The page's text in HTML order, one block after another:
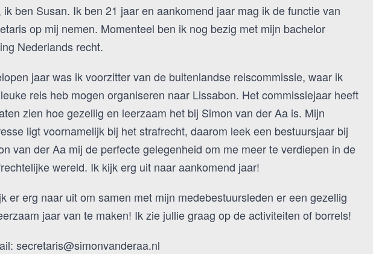
ik ben Susan. Ik ben 21 jaar en aankomend jaar mag ik de functie van
op mij nemen. Momenteel ben ik nog bezig met mijn bachelor
Nederlands recht.
jaar was ik voorzitter van de buitenlandse reiscommissie, waar ik
reis heb mogen organiseren naar Lissabon. Het commissiejaar heeft
zien hoe gezellig en leerzaam het bij Simon van der Aa is. Mijn
ligt voornamelijk bij het strafrecht, daarom leek een bestuursjaar bij
van der Aa mij de perfecte gelegenheid om me meer te verdiepen in de
wereld. Ik kijk erg uit naar aankomend jaar!
er erg naar uit om samen met mijn medebestuursleden er een gezellig
jaar van te maken! Ik zie jullie graag op de activiteiten of borrels!
secretaris@simonvanderaa.nl